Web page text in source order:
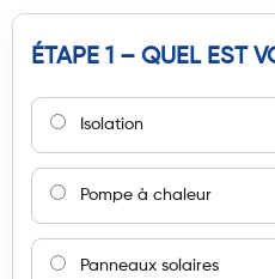
ÉTAPE 1 – QUEL EST
Isolation
Pompe à chaleur
Panneaux solaires